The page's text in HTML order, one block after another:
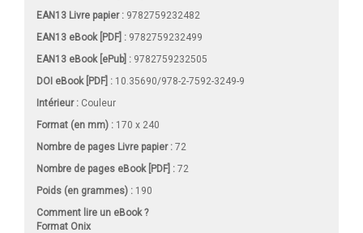
EAN13 Livre papier : 9782759232482
EAN13 eBook [PDF] : 9782759232499
EAN13 eBook [ePub] : 9782759232505
DOI eBook [PDF] : 10.35690/978-2-7592-3249-9
Intérieur : Couleur
Format (en mm) : 170 x 240
Nombre de pages Livre papier: 72
Nombre de pages eBook [PDF] : 72
Poids (en grammes) : 190
Comment lire un eBook ?
Format Onix